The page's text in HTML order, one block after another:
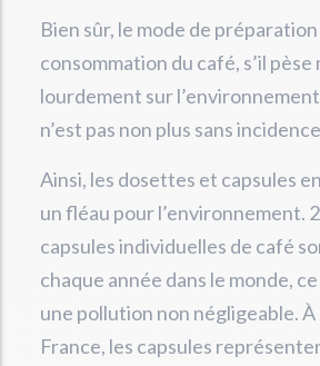
Bien sûr, le mode de
consommation du café, s’il pèse
lourdement sur
n’est pas non plus sans
Ainsi, les dosettes et capsules
un fléau pour l’environnement.
capsules individuelles de café
chaque année dans le monde,
une pollution non négligeable. À
France, les capsules